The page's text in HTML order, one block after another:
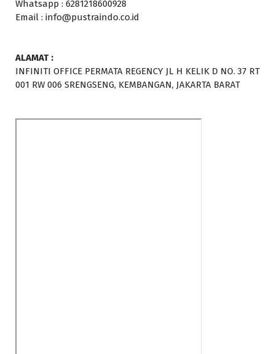
Whatsapp : 6281218600928
Email : info@pustraindo.co.id
ALAMAT :
INFINITI OFFICE PERMATA REGENCY JL H KELIK D NO. 37 RT
001 RW 006 SRENGSENG, KEMBANGAN, JAKARTA BARAT